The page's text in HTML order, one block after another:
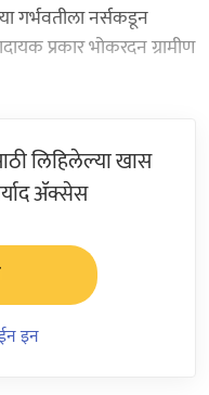
गर्भवतीला नर्सकडून
प्रकार भोकरदन ग्रामीण
लिहिलेल्या खास
ॲक्सेस
इन